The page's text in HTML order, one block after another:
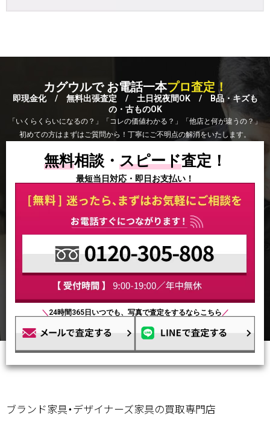
カグウルで お電話一本プロ査定！
即現金化 / 無料出張査定 / 土日祝夜間OK / B品・キズも
の・古ものOK
「いくらくらいになるの？」「コレの価値わかる？」「他店と何が違うの？」
初めての方はまずはご質問から！丁寧にご不明点の解消をいたします。
無料相談・ スピード査定！
最短当日対応・即日お支払い！
＼ 24時間365日いつでも、写真で査定をするならこちら ／
ブランド家具・デザイナーズ家具の買取専門店